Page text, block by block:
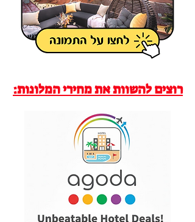
רוצים להשוות את מחירי המלונות: